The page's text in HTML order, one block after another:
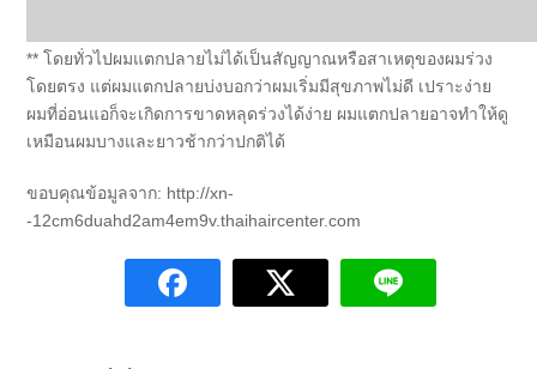
** โดยทั่วไปผมแตกปลายไม่ได้เป็นสัญญาณหรือสาเหตุของผมร่วง
โดยตรง แต่ผมแตกปลายบ่งบอกว่าผมเริ่มมีสุขภาพไม่ดี เปราะง่าย
ผมที่อ่อนแอก็จะเกิดการขาดหลุดร่วงได้ง่าย ผมแตกปลายอาจทำให้ดู
เหมือนผมบางและยาวช้ากว่าปกติได้
ขอบคุณข้อมูลจาก: http://xn-
-12cm6duahd2am4em9v.thaihaircenter.com